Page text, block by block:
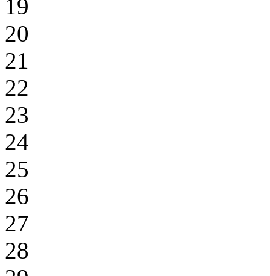
19
20
21
22
23
24
25
26
27
28